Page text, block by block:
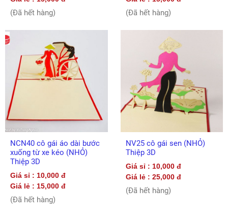
(Đã hết hàng) (Đã hết hàng)
NCN40 cô gái áo dài bước
xuống từ xe kéo (NHỎ)
Thiệp 3D
Giá sỉ : 10,000 đ
Giá lẻ : 15,000 đ
(Đã hết hàng)
NV25 cô gái sen (NHỎ)
Thiệp 3D
Giá sỉ : 10,000 đ
Giá lẻ : 25,000 đ
(Đã hết hàng)